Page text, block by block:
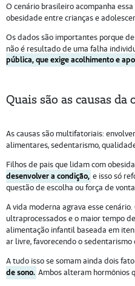
O cenário brasileiro acompanha
obesidade entre crianças e
Os dados são importantes porque
não é resultado de uma falha
pública, que exige acolhimento e
Quais são as causas
As causas são multifatoriais:
alimentares, sedentarismo,
Filhos de pais que lidam com
desenvolver a condição, e isso só
questão de escolha ou força de
A vida moderna agrava esse
ultraprocessados e o maior tempo
alimentação infantil baseada em
ar livre, favorecendo o sedentarismo
A tudo isso se somam ainda dois
de sono. Ambos alteram hormônios